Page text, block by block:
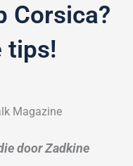
Corsica?
tips!
Magazine
door Zadkine